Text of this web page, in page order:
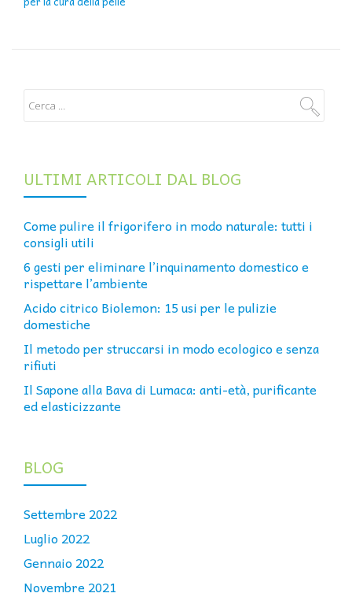
ULTIMI ARTICOLI DAL BLOG
Come pulire il frigorifero in modo naturale: tutti i
consigli utili
6 gesti per eliminare l’inquinamento domestico e
rispettare l’ambiente
Acido citrico Biolemon: 15 usi per le pulizie
domestiche
Il metodo per struccarsi in modo ecologico e senza
rifiuti
Il Sapone alla Bava di Lumaca: anti-età, purificante
ed elasticizzante
BLOG
Settembre 2022
Luglio 2022
Gennaio 2022
Novembre 2021